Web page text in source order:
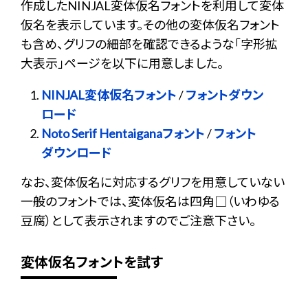
作成したNINJAL変体仮名フォントを利用して変体
仮名を表示しています。その他の変体仮名フォント
も含め、グリフの細部を確認できるような「字形拡
大表示」ページを以下に用意しました。
NINJAL変体仮名フォント/フォントダウン
ロード
Noto Serif Hentaiganaフォント/フォント
ダウンロード
なお、変体仮名に対応するグリフを用意していない
一般のフォントでは、変体仮名は四角□（いわゆる
豆腐）として表示されますのでご注意下さい。
変体仮名フォントを試す